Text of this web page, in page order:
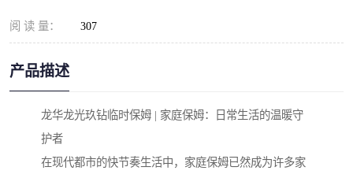
阅 读 量： 307
产品描述
龙华龙光玖钻临时保姆 | 家庭保姆：日常生活的温暖守
护者
在现代都市的快节奏生活中，家庭保姆已然成为许多家